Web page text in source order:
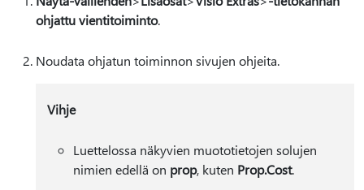
ohjattu vientitoiminto.
Noudata ohjatun toiminnon sivujen ohjeita.
Vihje
Luettelossa näkyvien muototietojen solujen
nimien edellä on prop, kuten Prop.Cost.